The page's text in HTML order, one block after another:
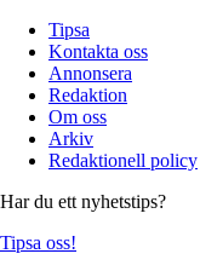
Tipsa
Kontakta oss
Annonsera
Redaktion
Om oss
Arkiv
Redaktionell policy
Har du ett nyhetstips?
Tipsa oss!